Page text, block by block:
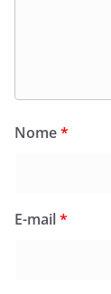
Nome*
E-mail*